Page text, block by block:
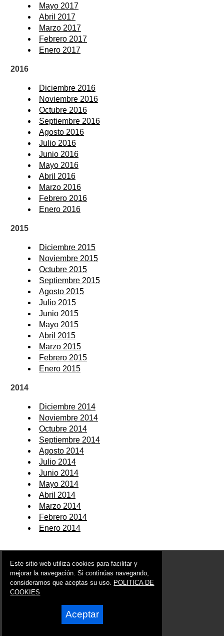
Mayo 2017
Abril 2017
Marzo 2017
Febrero 2017
Enero 2017
2016
Diciembre 2016
Noviembre 2016
Octubre 2016
Septiembre 2016
Agosto 2016
Julio 2016
Junio 2016
Mayo 2016
Abril 2016
Marzo 2016
Febrero 2016
Enero 2016
2015
Diciembre 2015
Noviembre 2015
Octubre 2015
Septiembre 2015
Agosto 2015
Julio 2015
Junio 2015
Mayo 2015
Abril 2015
Marzo 2015
Febrero 2015
Enero 2015
2014
Diciembre 2014
Noviembre 2014
Octubre 2014
Septiembre 2014
Agosto 2014
Julio 2014
Junio 2014
Mayo 2014
Abril 2014
Marzo 2014
Febrero 2014
Enero 2014
© 2006 - 2026 Portal de La Unión Noticias
info@portaldelaunion.es
Síguenos en:
Este sitio web utiliza cookies para facilitar y
mejorar la navegación. Si continúas navegando,
consideramos que aceptas su uso. POLITICA DE
COOKIES
Aceptar